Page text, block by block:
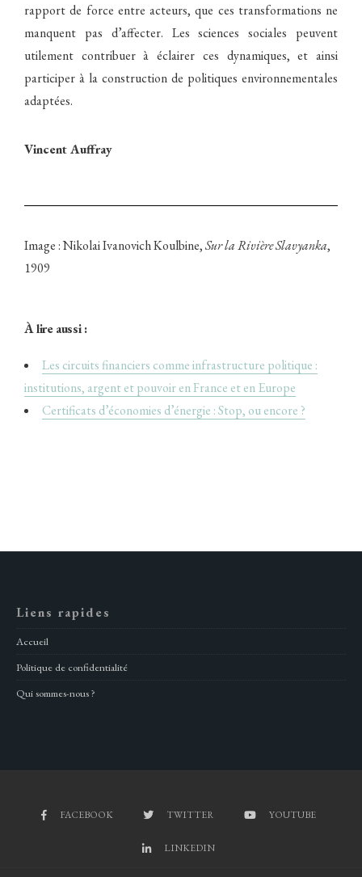
rapport de force entre acteurs, que ces transformations ne
manquent pas d’affecter. Les sciences sociales peuvent
utilement contribuer à éclairer ces dynamiques, et ainsi
participer à la construction de politiques environnementales
adaptées.
Vincent Auffray
Image : Nikolai Ivanovich Koulbine,Sur la Rivière Slavyanka,
1909
À lire aussi :
Les circuits financiers comme infrastructure politique :
institutions, argent et pouvoir en France et en Europe
Certificats d’économies d’énergie : Stop, ou encore ?
Liens rapides
Accueil
Politique de confidentialité
Qui sommes-nous ?
FACEBOOK TWITTER YOUTUBE
LINKEDIN